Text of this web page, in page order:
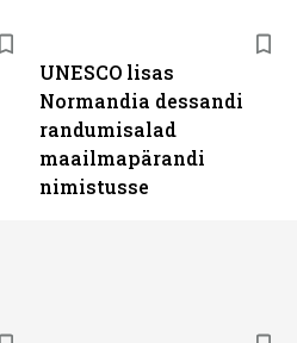
UNESCO lisas
Normandia dessandi
randumisalad
maailmapärandi
nimistusse